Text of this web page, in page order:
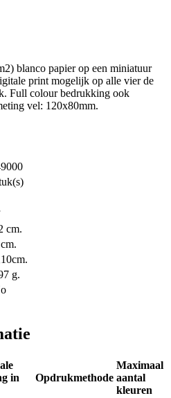
blanco papier op een miniatuur
print mogelijk op alle vier de
Full colour bedrukking ook
vel: 120x80mm.
cm.
g.
in
Opdrukmethode
Maximaal
aantal
kleuren